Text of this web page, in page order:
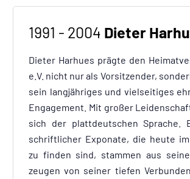
1991 - 2004 Dieter
Dieter Harhues prägte den
e.V. nicht nur als Vorsitzender,
sein langjähriges und vielseitiges
Engagement. Mit großer
sich der plattdeutschen Sprache.
schriftlicher Exponate, die heute im
zu finden sind, stammen aus
zeugen von seiner tiefen